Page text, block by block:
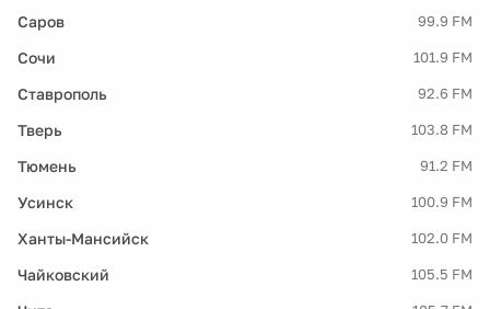
Саров 99.9 FM
Сочи 101.9 FM
Ставрополь 92.6 FM
Тверь 103.8 FM
Тюмень 91.2 FM
Усинск 100.9 FM
Ханты-Мансийск 102.0 FM
Чайковский 105.5 FM